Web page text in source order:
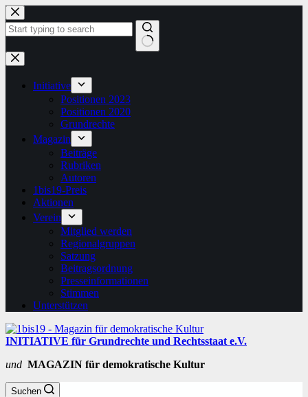
Zum
Inhalt
springen
Keine
Ergebnisse
Initiative
Positionen 2023
Positionen 2020
Grundrechte
Magazin
Beiträge
Rubriken
Autoren
1bis19-Preis
Aktionen
Verein
Mitglied werden
Regionalgruppen
Satzung
Beitragsordnung
Presseinformationen
Stimmen
Unterstützen
INITIATIVE für Grundrechte und Rechtsstaat e.V.
und MAGAZIN für demokratische Kultur
Suchen